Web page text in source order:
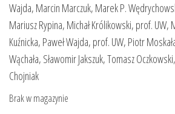
Wajda, Marcin Marczuk, Marek P.
Mariusz Rypina, Michał Królikowski, prof. UW,
Kuźnicka, Paweł Wajda, prof. UW, Piotr
Wąchała, Sławomir Jakszuk, Tomasz
Chojniak
Brak w magazynie